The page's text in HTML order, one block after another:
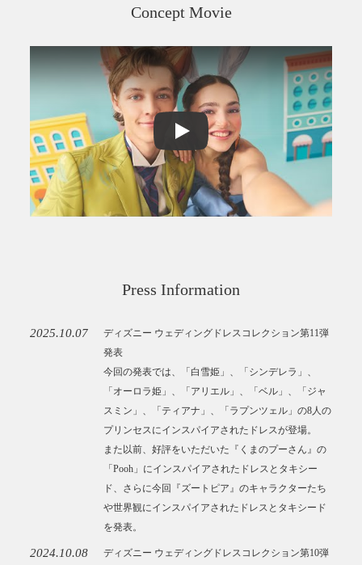
Concept Movie
Play
Play
Press Information
2025.10.07
ディズニー ウェディングドレスコレクション第11弾
発表
今回の発表では、「白雪姫」、「シンデレラ」、
「オーロラ姫」、「アリエル」、「ベル」、「ジャ
スミン」、「ティアナ」、「ラプンツェル」の8人の
プリンセスにインスパイアされたドレスが登場。
また以前、好評をいただいた『くまのプーさん』の
「Pooh」にインスパイアされたドレスとタキシー
ド、さらに今回『ズートピア』のキャラクターたち
や世界観にインスパイアされたドレスとタキシード
を発表。
2024.10.08
ディズニー ウェディングドレスコレクション第10弾